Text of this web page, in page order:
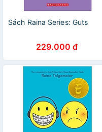
Sách Raina Series: Guts
229.000 đ